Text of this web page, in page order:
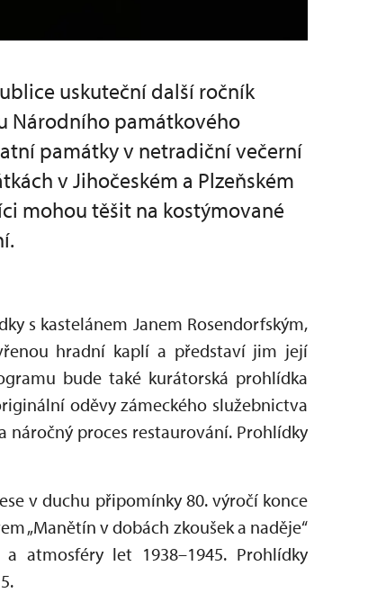
uskuteční další ročník
Národního památkového
památky v netradiční večerní
v Jihočeském a Plzeňském
mohou těšit na kostýmované
s kastelánem Janem Rosendorfským,
hradní kaplí a představí jim její
bude také kurátorská prohlídka
oděvy zámeckého služebnictva
náročný proces restaurování. Prohlídky
v duchu připomínky 80. výročí konce
„Manětín v dobách zkoušek a naděje“
atmosféry let 1938–1945. Prohlídky